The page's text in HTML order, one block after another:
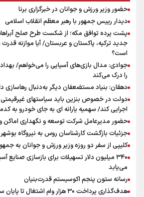
پزشکیان‌: بهترین زمان برای دستیابی به توافق
مسیر صلح ، از حقوق ملت ایران کوتاه نمی آییم
پیش‌بینی
بازار دارد؟
نشست استاندار فارس با خبرنگاران
حضور وزیر ورزش و جوانان در خبرگزاری برنا
دیدار رییس جمهور با رهبر معظم انقلاب اسلامی
پشت پرده توافق مکه؛ از شکست طرح صلح
جدید ترکیه، پاکستان و عربستان/ آیا موازنه
است؟
جوادی: مدال بازی‌های آسیایی را می‌خواهم/
را درک می‌کند
دهقان: بنیاد مستضعفان دیگر به‌دنبال رهاسازی
دولت در خصوص بنزین باید سیاستهای غیرقیمتی
اجرایی کند/ سهمیه یارانه ای به جای خودرو به
حضور مدیرعامل شرکت توسعه و نگهداری اماکن
جزئیات بازگشت کارشناسان روس به نیروگاه بوشهر
کلیپی از سفر دو روزه وزیر ورزش و جوانان به
۳۴۰ میلیون دلار تسهیلات برای بازسازی
می‌یابد
رسانه ستون پنجم اکوسیستم قدرت‌بنیان
هدف‌گذاری پرداخت ۳۰ هزار وام اشتغال تا پایان سال